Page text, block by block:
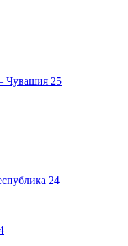
Чувашия 25
24